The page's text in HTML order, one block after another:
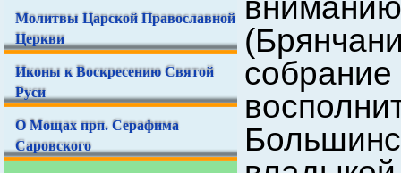
Молитвы Царской Православной
Церкви
Иконы к Воскресению Святой
Руси
О Мощах прп. Серафима
Саровского